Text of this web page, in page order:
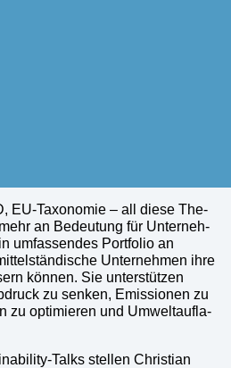
EU-Taxo­no­mie – all die­se The­
an Bedeu­tung für Unter­neh­
umfas­sen­des Port­fo­lio an
Unter­neh­men ihre
kön­nen. Sie unter­stüt­zen
zu sen­ken, Emis­sio­nen zu
zu opti­mie­ren und Umwelt­auf­la­
Talks stel­len Chris­ti­an